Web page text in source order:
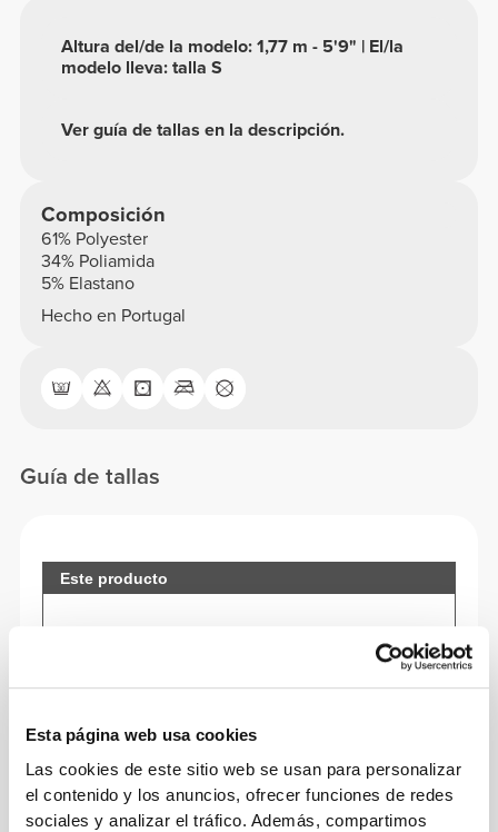
Esta página web usa cookies
Las cookies de este sitio web se usan para personalizar
el contenido y los anuncios, ofrecer funciones de redes
sociales y analizar el tráfico. Además, compartimos
Ver guía de tallas en la descripción.
Altura del/de la modelo: 1,77 m - 5'9" | El/la
modelo lleva: talla S
Composición
61% Polyester
34% Poliamida
5% Elastano
Hecho en Portugal
Guía de tallas
Este producto